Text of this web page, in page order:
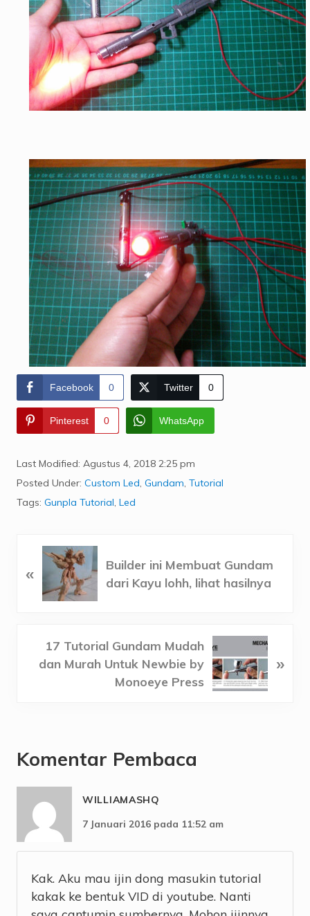
Facebook 0 Twitter 0
Pinterest 0 WhatsApp
Last Modified: Agustus 4, 2018 2:25 pm
Posted Under: Custom Led, Gundam, Tutorial
Tags: Gunpla Tutorial, Led
r
t
:
«
Builder ini Membuat Gundam
dari Kayu lohh, lihat hasilnya
s
t
:
17 Tutorial Gundam Mudah
dan Murah Untuk Newbie by
Monoeye Press
»
Interactions
Komentar Pembaca
WILLIAMASHQ
7 Januari 2016 pada 11:52 am
Kak. Aku mau ijin dong masukin tutorial
kakak ke bentuk VID di youtube. Nanti